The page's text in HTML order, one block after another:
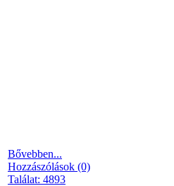
Bővebben...
Hozzászólások (0)
Találat: 4893